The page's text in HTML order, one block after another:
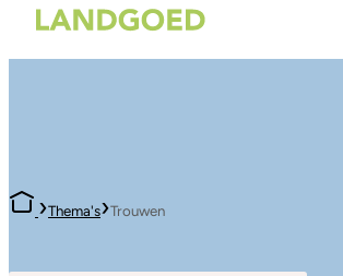
›Thema's›Trouwen